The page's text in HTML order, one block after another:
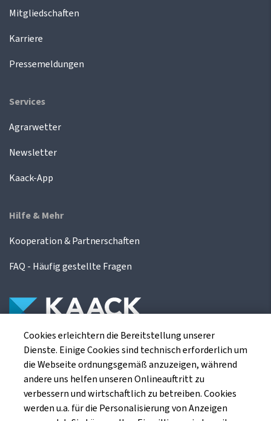
Mitgliedschaften
Karriere
Pressemeldungen
Services
Agrarwetter
Newsletter
Kaack-App
Hilfe & Mehr
Kooperation & Partnerschaften
FAQ - Häufig gestellte Fragen
Die Kaack Terminhandel GmbH ist ein
Finanzdienstleistungsinstitut für die europäischen
Agrarterminbörsen.
Cookies erleichtern die Bereitstellung unserer
Dienste. Einige Cookies sind technisch erforderlich um
die Webseite ordnungsgemäß anzuzeigen, während
andere uns helfen unseren Onlineauftritt zu
verbessern und wirtschaftlich zu betreiben. Cookies
werden u.a. für die Personalisierung von Anzeigen